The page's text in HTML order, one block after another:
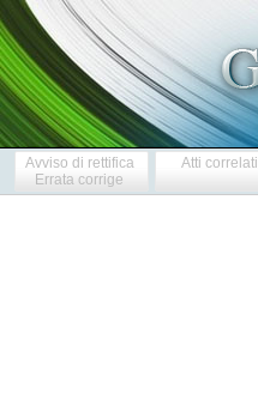
Avviso di rettifica
Errata corrige
Atti correlati